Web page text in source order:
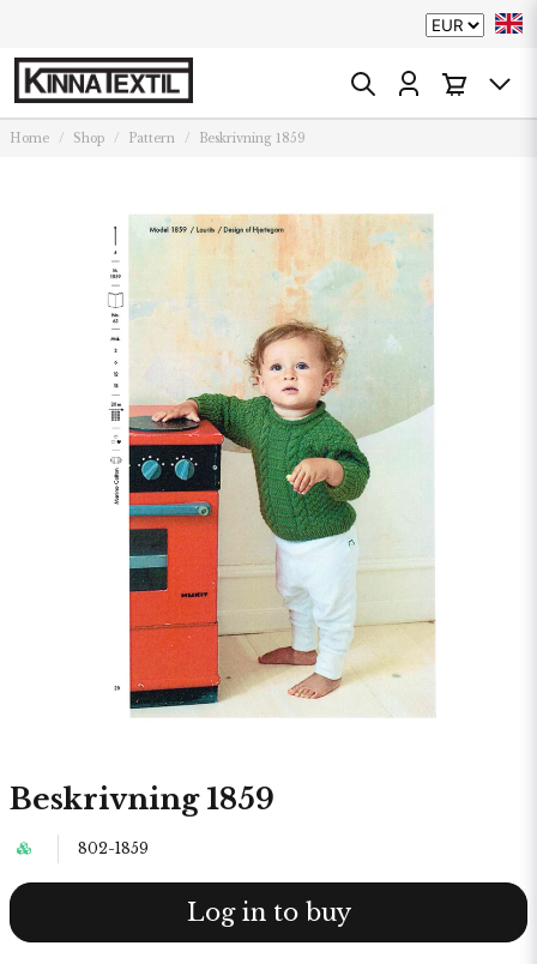
Home Shop Pattern Beskrivning 1859
Beskrivning 1859
802-1859
Log in to buy